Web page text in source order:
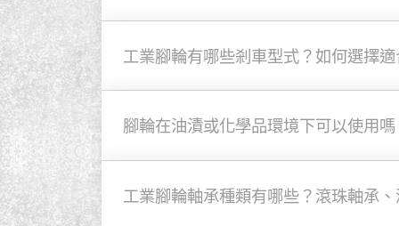
工業腳輪有哪些剎車型式？如何選擇
腳輪在油漬或化學品環境下可以使用
工業腳輪軸承種類有哪些？滾珠軸承